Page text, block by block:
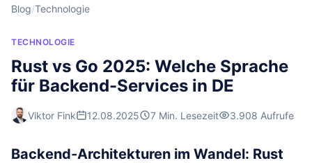
Blog/Technologie
TECHNOLOGIE
Rust vs Go 2025: Welche Sprache
für Backend-Services in DE
Viktor Fink 12.08.2025 7 Min. Lesezeit 3.908 Aufrufe
Backend-Architekturen im Wandel: Rust